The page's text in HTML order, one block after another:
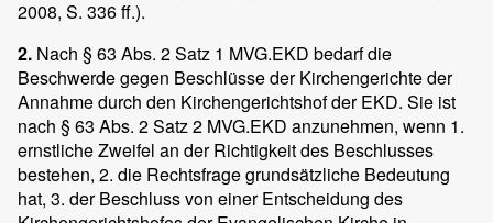
2008, S. 336 ff.).
2. Nach § 63 Abs. 2 Satz 1 MVG.EKD bedarf die
Beschwerde gegen Beschlüsse der Kirchengerichte der
Annahme durch den Kirchengerichtshof der EKD. Sie ist
nach § 63 Abs. 2 Satz 2 MVG.EKD anzunehmen, wenn 1.
ernstliche Zweifel an der Richtigkeit des Beschlusses
bestehen, 2. die Rechtsfrage grundsätzliche Bedeutung
hat, 3. der Beschluss von einer Entscheidung des